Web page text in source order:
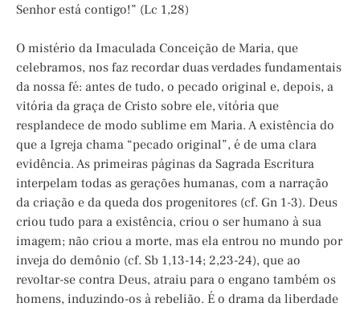
Senhor está contigo!” (Lc 1,28)
O mistério da Imaculada Conceição de Maria, que
celebramos, nos faz recordar duas verdades fundamentais
da nossa fé: antes de tudo, o pecado original e, depois, a
vitória da graça de Cristo sobre ele, vitória que
resplandece de modo sublime em Maria. A existência do
que a Igreja chama “pecado original”, é de uma clara
evidência. As primeiras páginas da Sagrada Escritura
interpelam todas as gerações humanas, com a narração
da criação e da queda dos progenitores (cf. Gn 1-3). Deus
criou tudo para a existência, criou o ser humano à sua
imagem; não criou a morte, mas ela entrou no mundo por
inveja do demônio (cf. Sb 1,13-14; 2,23-24), que ao
revoltar-se contra Deus, atraiu para o engano também os
homens, induzindo-os à rebelião. É o drama da liberdade